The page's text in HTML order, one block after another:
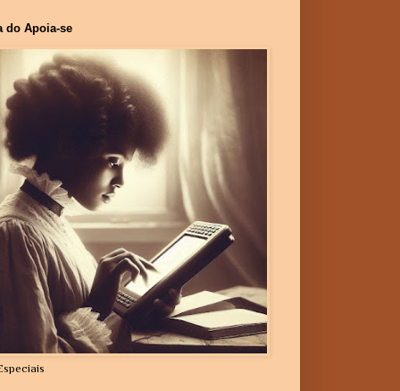
do Apoia-se